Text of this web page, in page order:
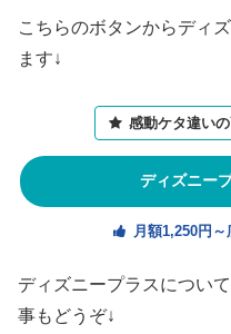
こちらのボタンからディ
ます↓
感動ケタ違い
ディズニー
月額1,250円
ディズニープラスについ
事もどうぞ↓